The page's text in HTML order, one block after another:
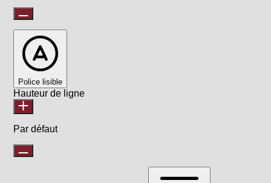
Police lisible
Hauteur de ligne
Par défaut